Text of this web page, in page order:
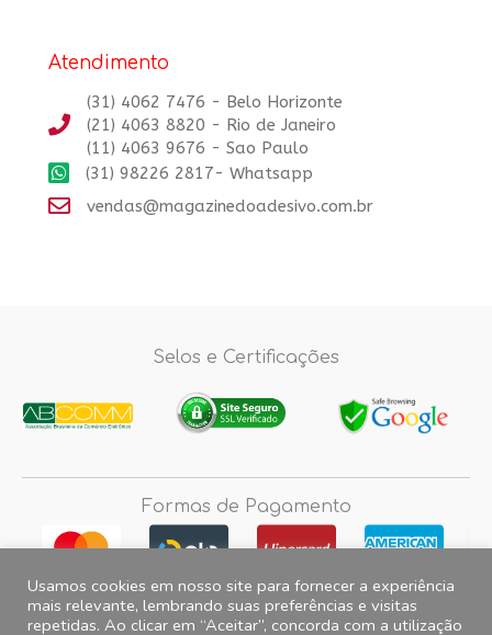
Atendimento
(31) 4062 7476 - Belo Horizonte
(21) 4063 8820 - Rio de Janeiro
(11) 4063 9676 - Sao Paulo
(31) 98226 2817- Whatsapp
vendas@magazinedoadesivo.com.br
Selos e Certificações
Formas de Pagamento
Fotos e imagens meramente ilustrativas, 2012© 2026 Magazine do
Usamos cookies em nosso site para fornecer a experiência
mais relevante, lembrando suas preferências e visitas
repetidas. Ao clicar em “Aceitar”, concorda com a utilização